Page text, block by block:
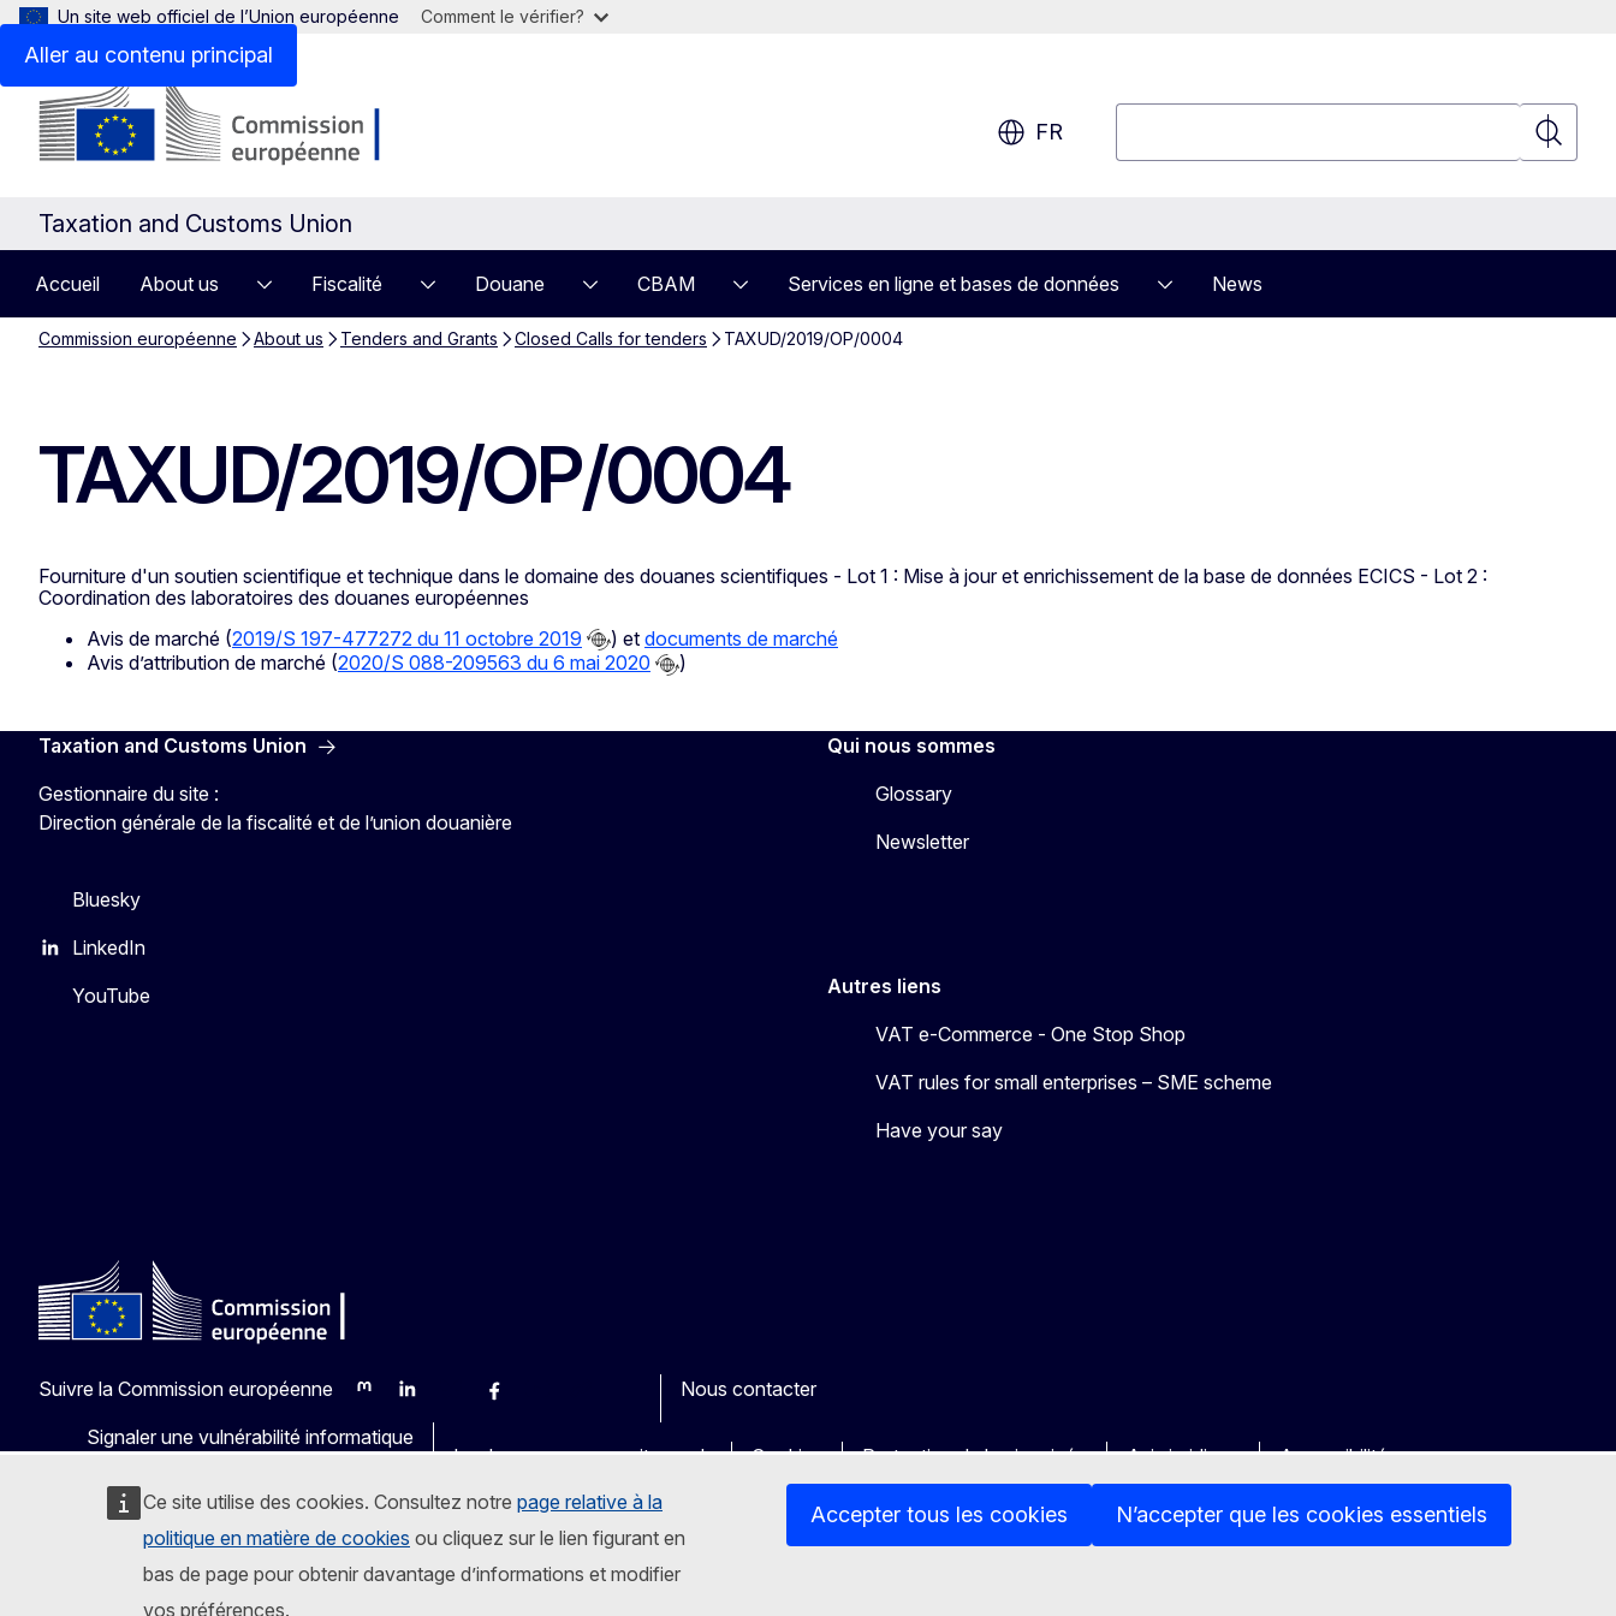
Aller au contenu principal
Ce site utilise des cookies. Consultez notre page relative à la
politique en matière de cookies ou cliquez sur le lien figurant en
bas de page pour obtenir davantage d’informations et modifier
vos préférences.
Accepter tous les cookies N’accepter que les cookies essentiels
Un site web officiel de l’Union européenne Comment le vérifier?
FR
Taxation and Customs Union
Accueil About us Fiscalité Douane CBAM Services en ligne et bases de données News
Commission européenne About us Tenders and Grants Closed Calls for tenders TAXUD/2019/OP/0004
TAXUD/2019/OP/0004
Fourniture d'un soutien scientifique et technique dans le domaine des douanes scientifiques - Lot 1 : Mise à jour et enrichissement de la base de données ECICS - Lot 2 :
Coordination des laboratoires des douanes européennes
Avis de marché (2019/S 197-477272 du 11 octobre 2019 ) et documents de marché
Avis d’attribution de marché (2020/S 088-209563 du 6 mai 2020 )
Taxation and Customs Union
Gestionnaire du site :
Direction générale de la fiscalité et de l’union douanière
Bluesky
LinkedIn
YouTube
Qui nous sommes
Glossary
Newsletter
Autres liens
VAT e-Commerce - One Stop Shop
VAT rules for small enterprises – SME scheme
Have your say
Suivre la Commission européenne
MastodonLinkedInBlueskyFacebook
Nous contacter
Signaler une vulnérabilité informatique
Les langues sur nos sites web
Cookies Protection de la vie privée Avis juridique Accessibilité